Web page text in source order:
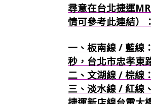
尋意在台北捷運
情可參考此連結）：
一、板南線 / 藍線
秒，台北市忠孝東
二、文湖線 / 棕線
三、淡水線 / 紅線